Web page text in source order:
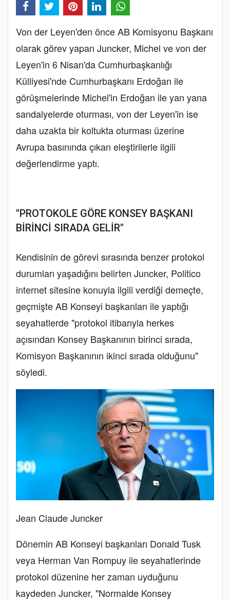
Von der Leyen'den önce AB Komisyonu Başkanı
olarak görev yapan Juncker, Michel ve von der
Leyen'in 6 Nisan'da Cumhurbaşkanlığı
Külliyesi'nde Cumhurbaşkanı Erdoğan ile
görüşmelerinde Michel'in Erdoğan ile yan yana
sandalyelerde oturması, von der Leyen'in ise
daha uzakta bir koltukta oturması üzerine
Avrupa basınında çıkan eleştirilerle ilgili
değerlendirme yaptı.
"PROTOKOLE GÖRE KONSEY BAŞKANI
BİRİNCİ SIRADA GELİR"
Kendisinin de görevi sırasında benzer protokol
durumları yaşadığını belirten Juncker, Politico
internet sitesine konuyla ilgili verdiği demeçte,
geçmişte AB Konseyi başkanları ile yaptığı
seyahatlerde "protokol itibarıyla herkes
açısından Konsey Başkanının birinci sırada,
Komisyon Başkanının ikinci sırada olduğunu"
söyledi.
Jean Claude Juncker
Dönemin AB Konseyi başkanları Donald Tusk
veya Herman Van Rompuy ile seyahatlerinde
protokol düzenine her zaman uyduğunu
kaydeden Juncker, "Normalde Konsey